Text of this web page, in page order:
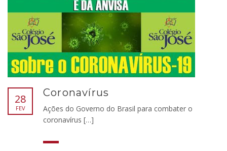
28
FEV
Coronavírus
Ações do Governo do Brasil para combater o
coronavírus […]